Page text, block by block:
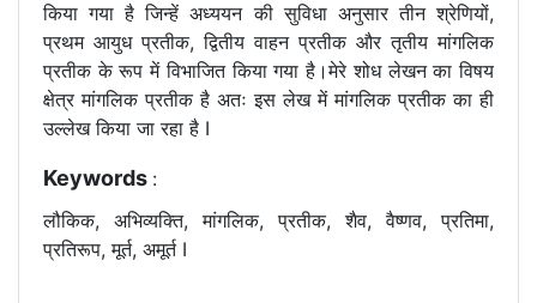
किया गया है जिन्हें अध्ययन की सुविधा अनुसार तीन श्रेणियों,
प्रथम आयुध प्रतीक, द्वितीय वाहन प्रतीक और तृतीय मांगलिक
प्रतीक के रूप में विभाजित किया गया है।मेरे शोध लेखन का विषय
क्षेत्र मांगलिक प्रतीक है अतः इस लेख में मांगलिक प्रतीक का ही
उल्लेख किया जा रहा है I
Keywords :
लौकिक, अभिव्यक्ति, मांगलिक, प्रतीक, शैव, वैष्णव, प्रतिमा,
प्रतिरूप, मूर्त, अमूर्त I